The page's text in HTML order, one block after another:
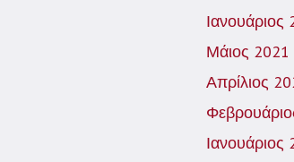
Ιανουάριος
Μάιος 2021
Απρίλιος
Ιανουάριος